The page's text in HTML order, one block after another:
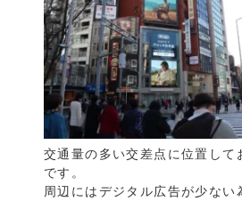
交通量の多い交差点に位置し
です。
周辺にはデジタル広告が少な